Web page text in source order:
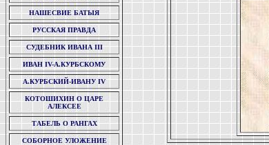
НАШЕСВИЕ БАТЫЯ
РУССКАЯ ПРАВДА
СУДЕБНИК ИВАНА III
ИВАН IV-А.КУРБСКОМУ
А.КУРБСКИЙ-ИВАНУ IV
КОТОШИХИН О ЦАРЕ
АЛЕКСЕЕ
ТАБЕЛЬ О РАНГАХ
СОБОРНОЕ УЛОЖЕНИЕ